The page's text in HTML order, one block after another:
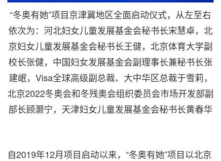
“冬奥有她”项目京津冀地区全面启动仪式，从左至右
依次为：河北妇女儿童发展基金会秘书长宋慧卓，北
京妇女儿童发展基金会秘书长王健，北京体育大学副
校长张健，中国妇女发展基金会副理事长兼秘书长张
建岷，Visa全球高级副总裁、大中华区总裁于雪莉，
北京2022冬奥会和冬残奥会组织委员会市场开发部副
部长顾灏宁，天津妇女儿童发展基金会秘书长黄春华
自2019年12月项目启动以来，“冬奥有她”项目以北京